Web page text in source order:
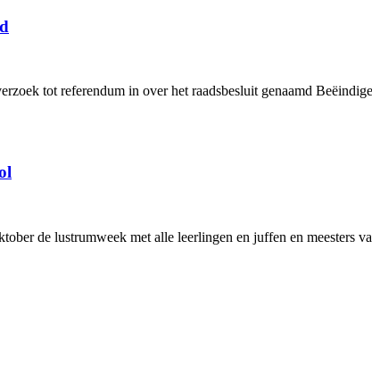
tot referendum in over het raadsbesluit genaamd
de lustrumweek met alle leerlingen en juffen en meesters